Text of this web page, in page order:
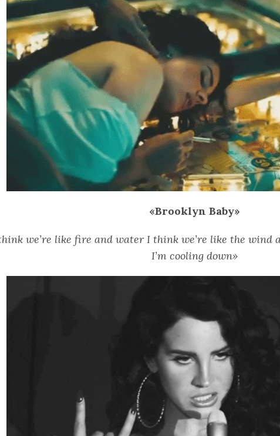
«Brooklyn Baby»
we’re like fire and water I think we’re like the wind
I’m cooling down»